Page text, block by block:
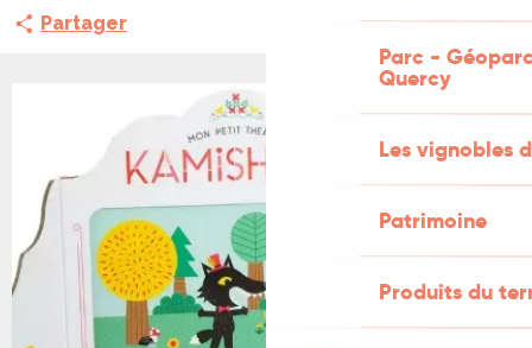
Parc -
Quercy
Les vignobles
Patrimoine
Produits du
Partager